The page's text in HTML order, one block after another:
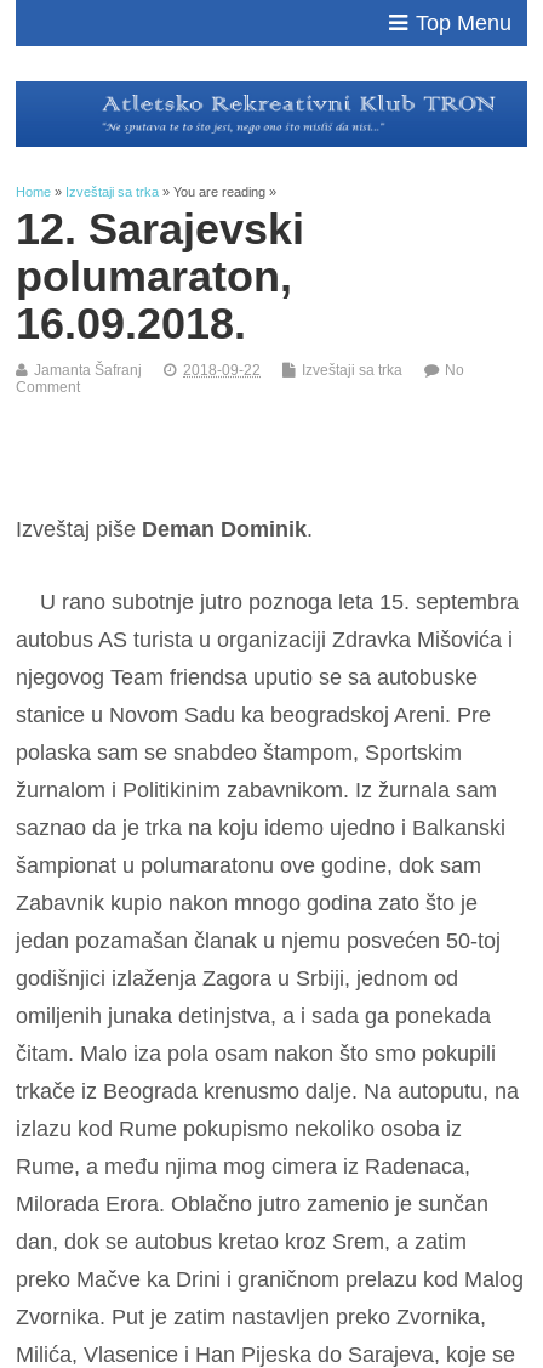
Top Menu
Home » Izveštaji sa trka » You are reading »
12. Sarajevski
polumaraton,
16.09.2018.
Jamanta Šafranj 2018-09-22 Izveštaji sa trka
No
Comment
Izveštaj piše Deman Dominik.
U rano subotnje jutro poznoga leta 15. septembra
autobus AS turista u organizaciji Zdravka Mišovića i
njegovog Team friendsa uputio se sa autobuske
stanice u Novom Sadu ka beogradskoj Areni. Pre
polaska sam se snabdeo štampom, Sportskim
žurnalom i Politikinim zabavnikom. Iz žurnala sam
saznao da je trka na koju idemo ujedno i Balkanski
šampionat u polumaratonu ove godine, dok sam
Zabavnik kupio nakon mnogo godina zato što je
jedan pozamašan članak u njemu posvećen 50-toj
godišnjici izlaženja Zagora u Srbiji, jednom od
omiljenih junaka detinjstva, a i sada ga ponekada
čitam. Malo iza pola osam nakon što smo pokupili
trkače iz Beograda krenusmo dalje. Na autoputu, na
izlazu kod Rume pokupismo nekoliko osoba iz
Rume, a među njima mog cimera iz Radenaca,
Milorada Erora. Oblačno jutro zamenio je sunčan
dan, dok se autobus kretao kroz Srem, a zatim
preko Mačve ka Drini i graničnom prelazu kod Malog
Zvornika. Put je zatim nastavljen preko Zvornika,
Milića, Vlasenice i Han Pijeska do Sarajeva, koje se